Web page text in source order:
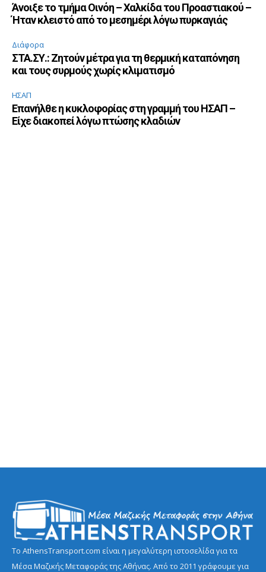
Άνοιξε το τμήμα Οινόη – Χαλκίδα του Προαστιακού –
Ήταν κλειστό από το μεσημέρι λόγω πυρκαγιάς
Διάφορα
ΣΤΑ.ΣΥ.: Ζητούν μέτρα για τη θερμική καταπόνηση
και τους συρμούς χωρίς κλιματισμό
ΗΣΑΠ
Επανήλθε η κυκλοφορίας στη γραμμή του ΗΣΑΠ –
Είχε διακοπεί λόγω πτώσης κλαδιών
Το AthensTransport.com είναι η μεγαλύτερη ιστοσελίδα για τα
Μέσα Μαζικής Μεταφοράς της Αθήνας. Από το 2011 γράφουμε για